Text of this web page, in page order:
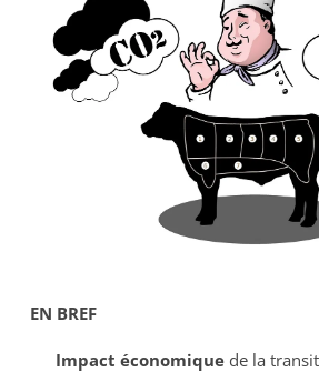
EN BREF
Impact économiquede la